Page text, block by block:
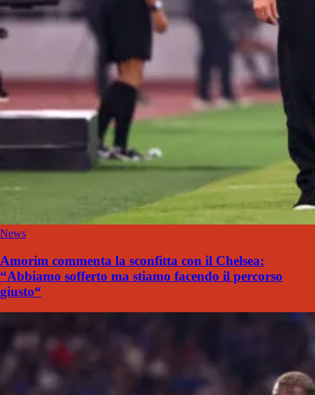
News
Amorim commenta la sconfitta con il Chelsea:
“Abbiamo sofferto ma stiamo facendo il percorso
giusto“